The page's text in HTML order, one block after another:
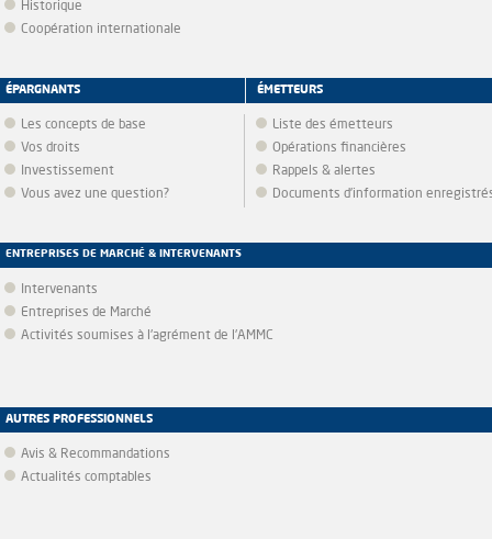
Historique
Coopération internationale
ÉPARGNANTS
Les concepts de base
Vos droits
Investissement
Vous avez une question?
ÉMETTEURS
Liste des émetteurs
Opérations financières
Rappels & alertes
Documents d’information
ENTREPRISES DE MARCHÉ & INTERVENANTS
Intervenants
Entreprises de Marché
Activités soumises à l'agrément de l'AMMC
AUTRES PROFESSIONNELS
Avis & Recommandations
Actualités comptables